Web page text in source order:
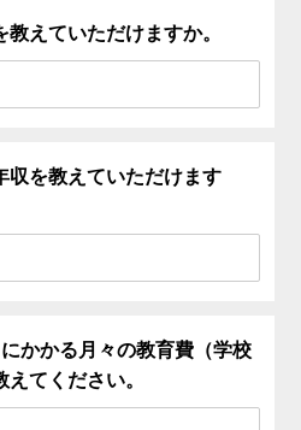
えていただけますか。
収を教えていただけます
かかる月々の教育費（学校
てください。